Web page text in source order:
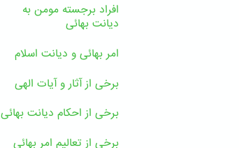
افراد برجسته مومن به
دیانت بهائی
امر بهائی و دیانت اسلام
برخی از آثار و آیات الهی
برخی از احکام دیانت بهائی
برخی از تعالیم امر بهائی